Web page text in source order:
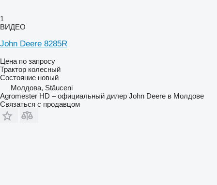
1
ВИДЕО
John Deere 8285R
Цена по запросу
Трактор колесный
Состояние новый
Молдова, Stăuceni
Agromester HD – официальный дилер John Deere в Молдове
Связаться с продавцом